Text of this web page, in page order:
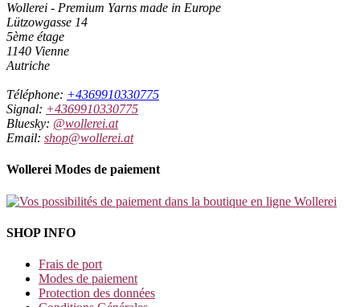
Wollerei - Premium Yarns made in Europe
Lützowgasse 14
5ème étage
1140 Vienne
Autriche
Téléphone: +4369910330775
Signal: +4369910330775
Bluesky: @wollerei.at
Email: shop@wollerei.at
Wollerei Modes de paiement
SHOP INFO
Frais de port
Modes de paiement
Protection des données